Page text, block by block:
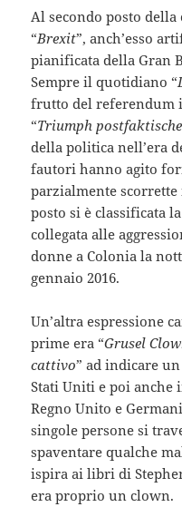
Al secondo posto
“Brexit”, anch’esso
pianificata della Gran
Sempre il quotidiano “
frutto del referendum
“Triumph
della politica nell’era
fautori hanno agito
parzialmente
posto si è classificata
collegata alle
donne a Colonia la
gennaio 2016.
Un’altra espressione
prime era “Grusel
cattivo” ad indicare
Stati Uniti e poi anche
Regno Unito e
singole persone si
spaventare qualche
ispira ai libri di
era proprio un clown.